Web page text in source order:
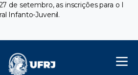
de setembro, as inscrições para o I
Infanto-Juvenil.